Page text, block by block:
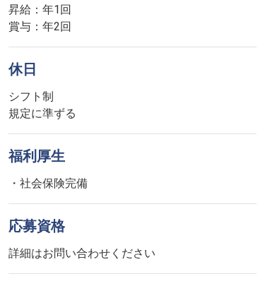
昇給：年1回
賞与：年2回
休日
シフト制
規定に準ずる
福利厚生
・社会保険完備
応募資格
詳細はお問い合わせください